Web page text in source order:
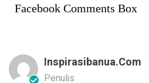
Facebook Comments Box
Inspirasibanua.com
Penulis